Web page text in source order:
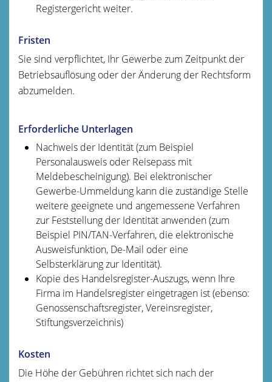
Registergericht weiter.
Fristen
Sie sind verpflichtet, Ihr Gewerbe zum Zeitpunkt der
Betriebsauflösung oder der Änderung der Rechtsform
abzumelden.
Erforderliche Unterlagen
Nachweis der Identität (zum Beispiel
Personalausweis oder Reisepass mit
Meldebescheinigung). Bei elektronischer
Gewerbe-Ummeldung kann die zuständige Stelle
weitere geeignete und angemessene Verfahren
zur Feststellung der Identität anwenden (zum
Beispiel PIN/TAN-Verfahren, die elektronische
Ausweisfunktion, De-Mail oder eine
Selbsterklärung zur Identität).
Kopie des Handelsregister-Auszugs, wenn Ihre
Firma im Handelsregister eingetragen ist (ebenso:
Genossenschaftsregister, Vereinsregister,
Stiftungsverzeichnis)
Kosten
Die Höhe der Gebühren richtet sich nach der